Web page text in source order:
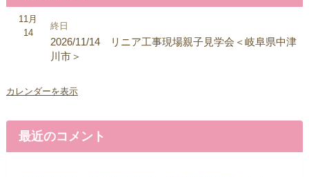
11月
14
終日
2026/11/14 リニア工事現場親子見学会＜岐阜県中津
川市＞
カレンダーを表示
最近のコメント